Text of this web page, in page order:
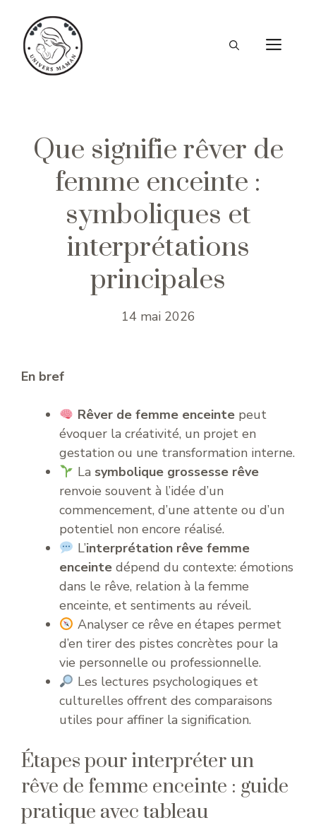
contenu
Que signifie rêver de
femme enceinte :
symboliques et
interprétations
principales
14 mai 2026
En bref
Rêver de femme enceintepeut
évoquer la créativité, un projet en
gestation ou une transformation interne.
La symbolique grossesse rêve
renvoie souvent à l’idée d’un
commencement, d’une attente ou d’un
potentiel non encore réalisé.
L’interprétation rêve femme
enceinte dépend du contexte: émotions
dans le rêve, relation à la femme
enceinte, et sentiments au réveil.
Analyser ce rêve en étapes permet
d’en tirer des pistes concrètes pour la
vie personnelle ou professionnelle.
Les lectures psychologiques et
culturelles offrent des comparaisons
utiles pour affiner la signification.
Étapes pour interpréter un
rêve de femme enceinte : guide
pratique avec tableau